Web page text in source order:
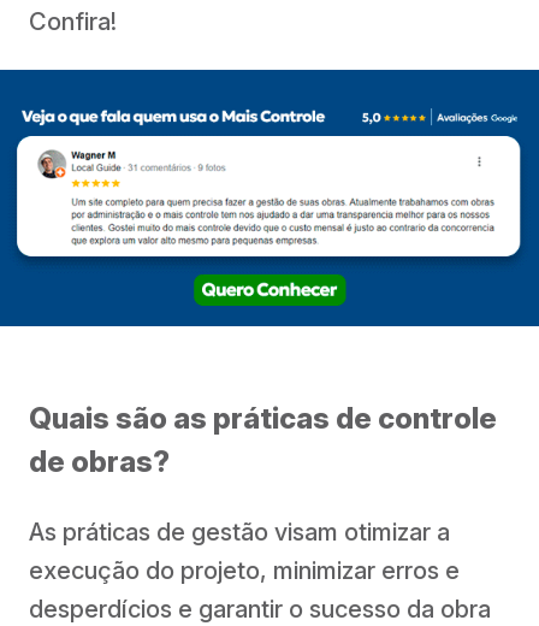
Confira!
Quais são as práticas de controle
de obras?
As práticas de gestão visam otimizar a
execução do projeto, minimizar erros e
desperdícios e garantir o sucesso da obra